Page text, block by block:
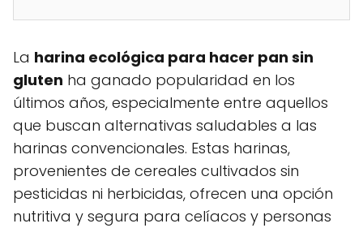
La harina ecológica para hacer pan sin
gluten ha ganado popularidad en los
últimos años, especialmente entre aquellos
que buscan alternativas saludables a las
harinas convencionales. Estas harinas,
provenientes de cereales cultivados sin
pesticidas ni herbicidas, ofrecen una opción
nutritiva y segura para celíacos y personas